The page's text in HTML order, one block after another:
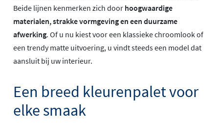
Beide lijnen kenmerken zich door hoogwaardige
materialen, strakke vormgeving en een duurzame
afwerking. Of u nu kiest voor een klassieke chroomlook of
een trendy matte uitvoering, u vindt steeds een model dat
aansluit bij uw interieur.
Een breed kleurenpalet voor
elke smaak